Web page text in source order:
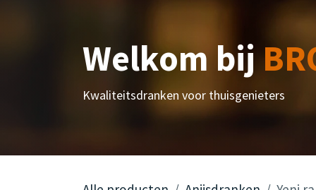
Welkom bij
Kwaliteitsdranken voor thuisgenieters